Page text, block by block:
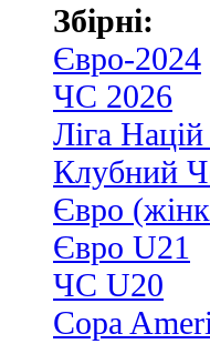
Збірні:
Євро-2024
ЧС 2026
Ліга
Клубний
Євро
Євро U21
ЧС U20
Copa